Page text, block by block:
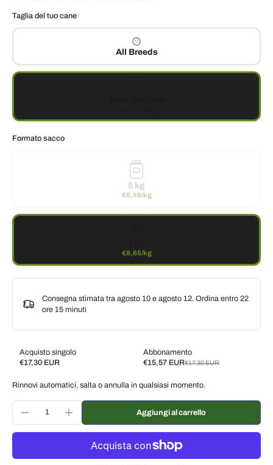
Taglia del tuo cane
All Breeds
Formato sacco
5 kg
€6,49/kg
€8,65/kg
Consegna stimata tra agosto 10 e agosto 12. Ordina entro 22
ore 15 minuti
Acquisto singolo
€17,30 EUR
Abbonamento
€15,57 EUR€17,30 EUR
Subscribe and save
Consegna ogni 3 settimane, 7% di sconto
Consegna ogni mese, 5% di sconto
€16,44 EUR
Rinnovi automatici, salta o annulla in qualsiasi momento.
Aggiungi al carrello